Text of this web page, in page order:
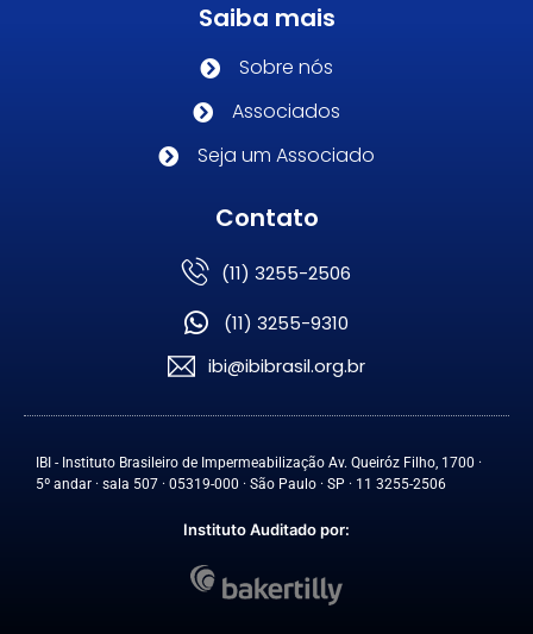
Saiba mais
Sobre nós
Associados
Seja um Associado
Contato
(11) 3255-2506
(11) 3255-9310
ibi@ibibrasil.org.br
IBI - Instituto Brasileiro de Impermeabilização Av. Queiróz Filho, 1700 ·
5º andar · sala 507 · 05319-000 · São Paulo · SP · 11 3255-2506
Instituto Auditado por: